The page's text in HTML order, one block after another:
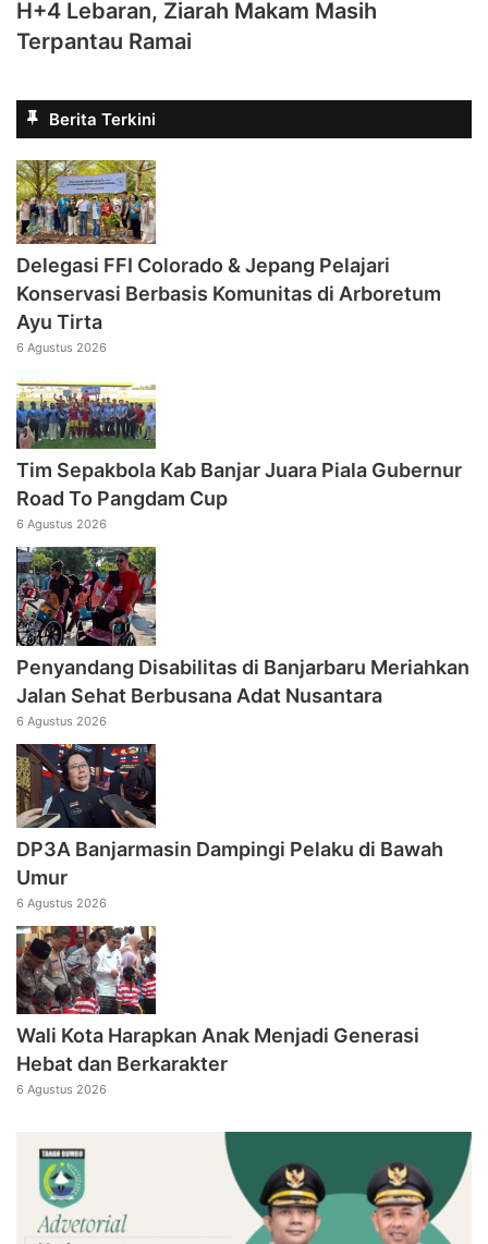
H+4 Lebaran, Ziarah Makam Masih
Terpantau Ramai
Berita Terkini
Delegasi FFI Colorado & Jepang Pelajari
Konservasi Berbasis Komunitas di Arboretum
Ayu Tirta
6 Agustus 2026
Tim Sepakbola Kab Banjar Juara Piala Gubernur
Road To Pangdam Cup
6 Agustus 2026
Penyandang Disabilitas di Banjarbaru Meriahkan
Jalan Sehat Berbusana Adat Nusantara
6 Agustus 2026
DP3A Banjarmasin Dampingi Pelaku di Bawah
Umur
6 Agustus 2026
Wali Kota Harapkan Anak Menjadi Generasi
Hebat dan Berkarakter
6 Agustus 2026